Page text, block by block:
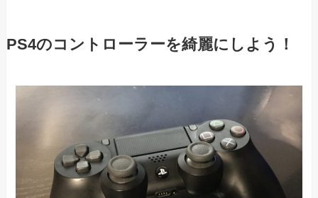
PS4のコントローラーを綺麗にしよう！